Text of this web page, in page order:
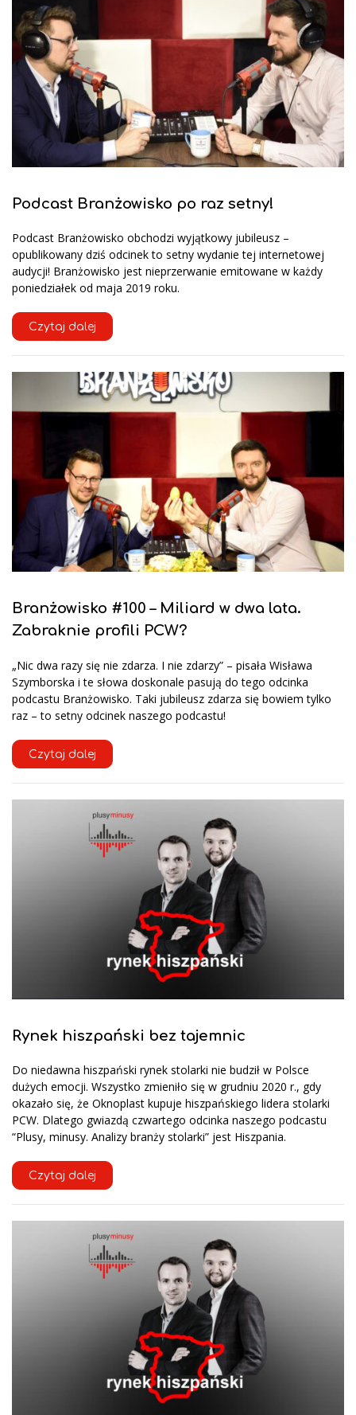
Podcast Branżowisko po raz setny!
Podcast Branżowisko obchodzi wyjątkowy jubileusz –
opublikowany dziś odcinek to setny wydanie tej internetowej
audycji! Branżowisko jest nieprzerwanie emitowane w każdy
poniedziałek od maja 2019 roku.
Czytaj dalej
Branżowisko #100 – Miliard w dwa lata.
Zabraknie profili PCW?
„Nic dwa razy się nie zdarza. I nie zdarzy” – pisała Wisława
Szymborska i te słowa doskonale pasują do tego odcinka
podcastu Branżowisko. Taki jubileusz zdarza się bowiem tylko
raz – to setny odcinek naszego podcastu!
Czytaj dalej
Rynek hiszpański bez tajemnic
Do niedawna hiszpański rynek stolarki nie budził w Polsce
dużych emocji. Wszystko zmieniło się w grudniu 2020 r., gdy
okazało się, że Oknoplast kupuje hiszpańskiego lidera stolarki
PCW. Dlatego gwiazdą czwartego odcinka naszego podcastu
“Plusy, minusy. Analizy branży stolarki” jest Hiszpania.
Czytaj dalej